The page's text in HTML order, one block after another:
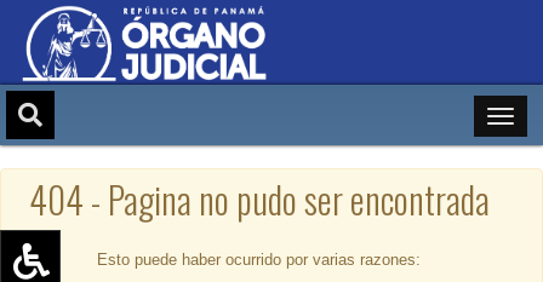
404 - Pagina no pudo ser encontrada
Esto puede haber ocurrido por varias razones: